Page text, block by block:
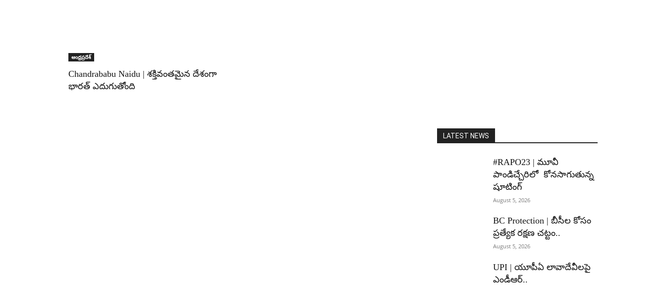
ఆంధ్రప్రదేశ్
Chandrababu Naidu | శక్తివంతమైన దేశంగా
భారత్‌ ఎదుగుతోంది
LATEST NEWS
#RAPO23 | మూవీ
పాండిచ్చేరిలో కోనసాగుతున్న
షూటింగ్
August 5, 2026
BC Protection | బీసీల కోసం
ప్రత్యేక రక్షణ చట్టం..
August 5, 2026
UPI | యూపీఏ లావాదేవీలపై
ఎండీఆర్..